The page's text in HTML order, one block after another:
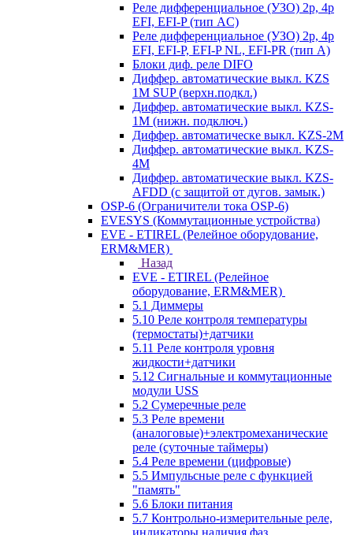
Реле дифференциальное (УЗО) 2р, 4р
EFI, EFI-P (тип AС)
Реле дифференциальное (УЗО) 2р, 4р
EFI, EFI-P, EFI-P NL, EFI-PR (тип A)
Блоки диф. реле DIFO
Диффер. автоматические выкл. KZS
1M SUP (верхн.подкл.)
Диффер. автоматические выкл. KZS-
1M (нижн. подключ.)
Диффер. автоматическе выкл. KZS-2M
Диффер. автоматические выкл. KZS-
4M
Диффер. автоматические выкл. KZS-
AFDD (с защитой от дугов. замык.)
OSP-6 (Ограничители тока OSP-6)
EVESYS (Коммутационные устройства)
EVE - ETIREL (Релейное оборудование,
ERM&MER)
Назад
EVE - ETIREL (Релейное
оборудование, ERM&MER)
5.1 Диммеры
5.10 Реле контроля температуры
(термостаты)+датчики
5.11 Реле контроля уровня
жидкости+датчики
5.12 Сигнальные и коммутационные
модули USS
5.2 Сумеречные реле
5.3 Реле времени
(аналоговые)+электромеханические
реле (суточные таймеры)
5.4 Реле времени (цифровые)
5.5 Импульсные реле с функцией
"память"
5.6 Блоки питания
5.7 Контрольно-измерительные реле,
индикаторы наличия фаз